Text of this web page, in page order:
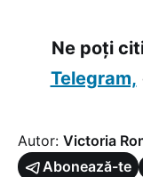
Ne poți
Telegram,
Autor: Victoria
Abonează-te